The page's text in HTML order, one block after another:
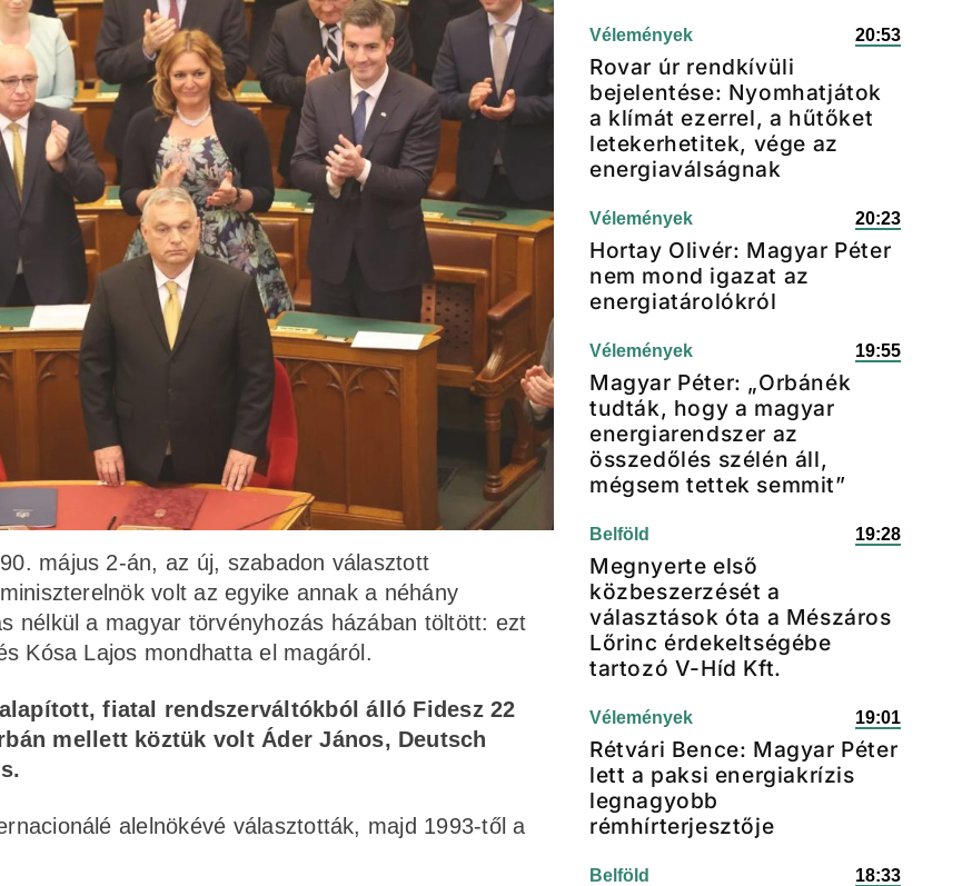
május 2-án, az új, szabadon választott
volt az egyike annak a néhány
nélkül a magyar törvényhozás házában töltött: ezt
Kósa Lajos mondhatta el magáról.
fiatal rendszerváltókból álló Fidesz 22
mellett köztük volt Áder János, Deutsch
alelnökévé választották, majd 1993-től a
Vélemények 20:53
Rovar úr rendkívüli
bejelentése: Nyomhatjátok
a klímát ezerrel, a hűtőket
letekerhetitek, vége az
energiaválságnak
Vélemények 20:23
Hortay Olivér: Magyar Péter
nem mond igazat az
energiatárolókról
Vélemények 19:55
Magyar Péter: „Orbánék
tudták, hogy a magyar
energiarendszer az
összedőlés szélén áll,
mégsem tettek semmit”
Belföld 19:28
Megnyerte első
közbeszerzését a
választások óta a Mészáros
Lőrinc érdekeltségébe
tartozó V-Híd Kft.
Vélemények 19:01
Rétvári Bence: Magyar Péter
lett a paksi energiakrízis
legnagyobb
rémhírterjesztője
Belföld 18:33